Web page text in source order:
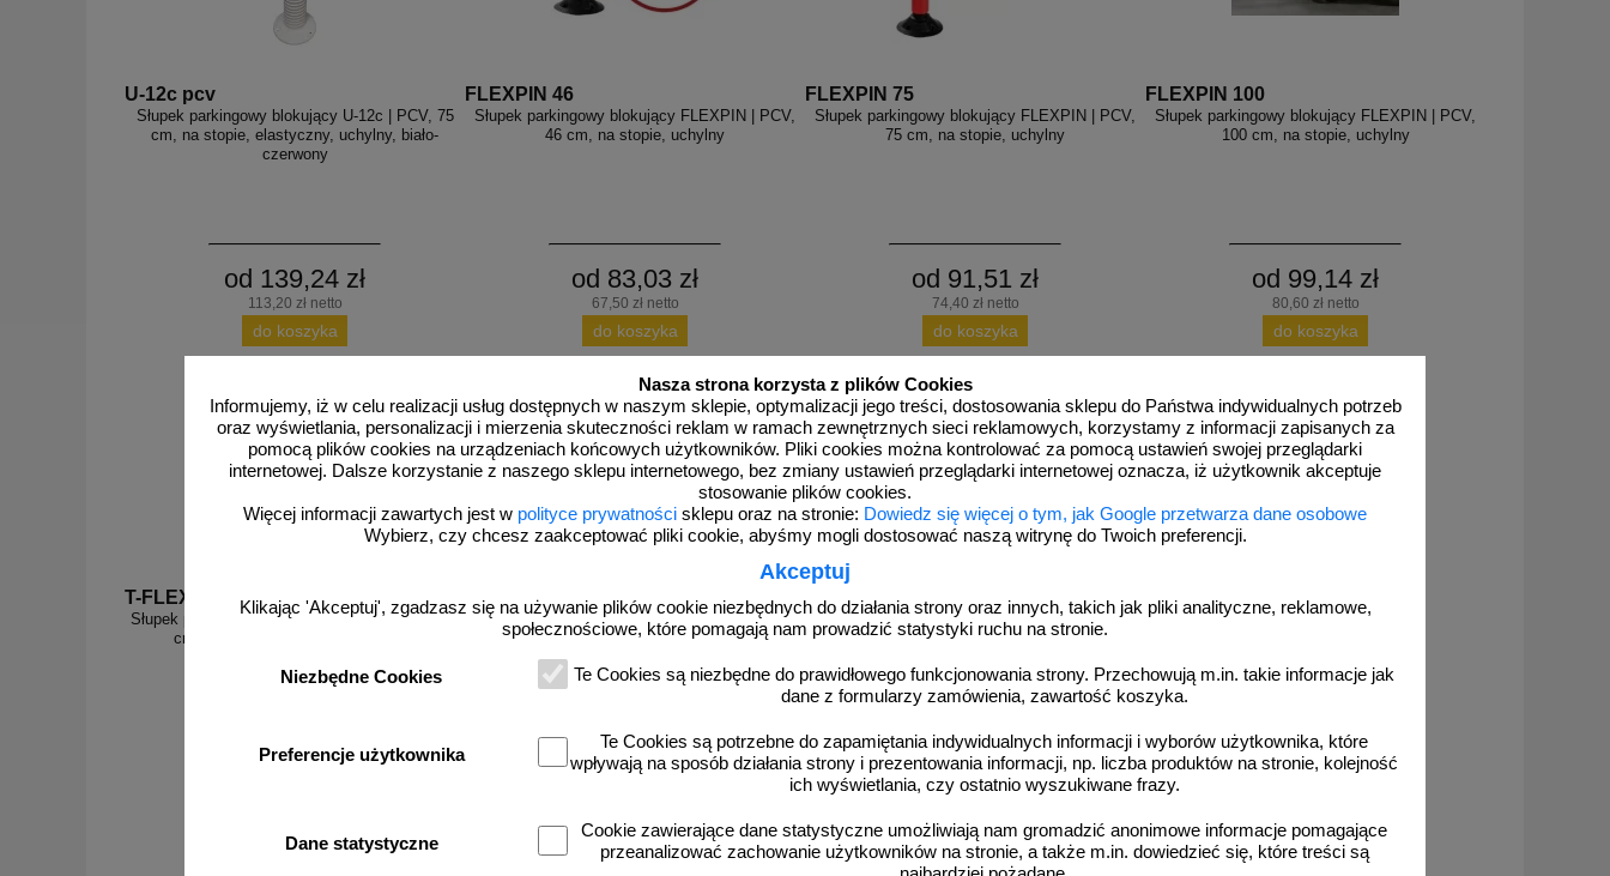
Nasza strona korzysta z plików Cookies
Informujemy, iż w celu realizacji usług dostępnych w naszym sklepie, optymalizacji jego treści, dostosowania sklepu do Państwa indywidualnych potrzeb
oraz wyświetlania, personalizacji i mierzenia skuteczności reklam w ramach zewnętrznych sieci reklamowych, korzystamy z informacji zapisanych za
pomocą plików cookies na urządzeniach końcowych użytkowników. Pliki cookies można kontrolować za pomocą ustawień swojej przeglądarki
internetowej. Dalsze korzystanie z naszego sklepu internetowego, bez zmiany ustawień przeglądarki internetowej oznacza, iż użytkownik akceptuje
stosowanie plików cookies.
Więcej informacji zawartych jest w polityce prywatności sklepu oraz na stronie: Dowiedz się więcej o tym, jak Google przetwarza dane osobowe
Wybierz, czy chcesz zaakceptować pliki cookie, abyśmy mogli dostosować naszą witrynę do Twoich preferencji.
Akceptuj
Klikając 'Akceptuj', zgadzasz się na używanie plików cookie niezbędnych do działania strony oraz innych, takich jak pliki analityczne, reklamowe,
społecznościowe, które pomagają nam prowadzić statystyki ruchu na stronie.
Niezbędne Cookies
Te Cookies są niezbędne do prawidłowego funkcjonowania strony. Przechowują m.in. takie informacje jak
dane z formularzy zamówienia, zawartość koszyka.
Preferencje użytkownika
Te Cookies są potrzebne do zapamiętania indywidualnych informacji i wyborów użytkownika, które
wpływają na sposób działania strony i prezentowania informacji, np. liczba produktów na stronie, kolejność
ich wyświetlania, czy ostatnio wyszukiwane frazy.
Dane statystyczne
Cookie zawierające dane statystyczne umożliwiają nam gromadzić anonimowe informacje pomagające
przeanalizować zachowanie użytkowników na stronie, a także m.in. dowiedzieć się, które treści są
U-12c pcv
Słupek parkingowy blokujący U-12c | PCV, 75
cm, na stopie, elastyczny, uchylny, biało-
czerwony
od 139,24 zł
113,20 zł netto
do koszyka
FLEXPIN 46
Słupek parkingowy blokujący FLEXPIN | PCV,
46 cm, na stopie, uchylny
od 83,03 zł
67,50 zł netto
do koszyka
FLEXPIN 75
Słupek parkingowy blokujący FLEXPIN | PCV,
75 cm, na stopie, uchylny
od 91,51 zł
74,40 zł netto
do koszyka
FLEXPIN 100
Słupek parkingowy blokujący FLEXPIN | PCV,
100 cm, na stopie, uchylny
od 99,14 zł
80,60 zł netto
do koszyka
T-FLEX 45
Słupek parkingowy blokujący T-FLEX | PCV, 45
cm, na stopie, elastyczny, uchylny
do koszyka
T-FLEX 75
Słupek parkingowy blokujący T-FLEX | PCV, 75
cm, na stopie, elastyczny, uchylny
od 72,32 zł
do koszyka